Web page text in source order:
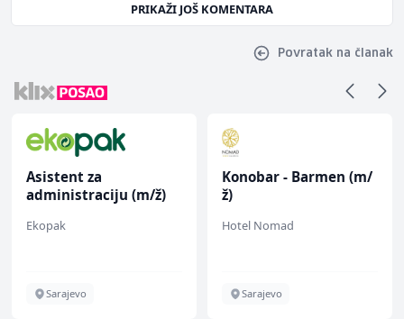
PRIKAŽI JOŠ KOMENTARA
Povratak na članak
Asistent za
administraciju (m/ž)
Ekopak
Sarajevo
Konobar - Barmen (m/
ž)
Hotel Nomad
Sarajevo